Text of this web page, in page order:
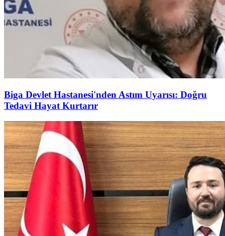
Biga Devlet Hastanesi'nden Astım Uyarısı: Doğru
Tedavi Hayat Kurtarır